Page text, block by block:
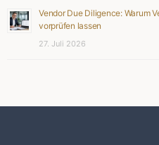
Vendor Due Diligence: Warum
vorprüfen lassen
27. Juli 2026